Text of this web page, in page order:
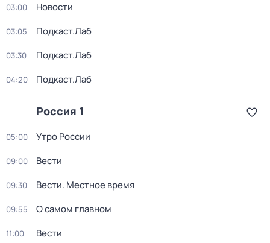
03:00 Новости
03:05 Подкаст.Лаб
03:30 Подкаст.Лаб
04:20 Подкаст.Лаб
Россия 1
05:00 Утро России
09:00 Вести
09:30 Вести. Местное время
09:55 О самом главном
11:00 Вести